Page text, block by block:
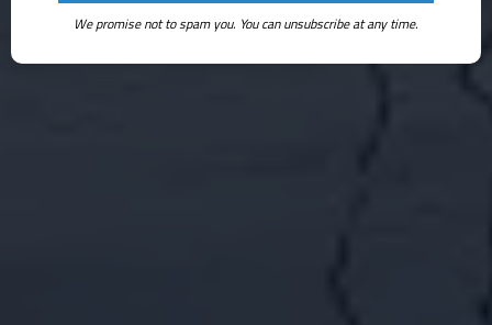
We promise not to spam you. You can unsubscribe at any time.